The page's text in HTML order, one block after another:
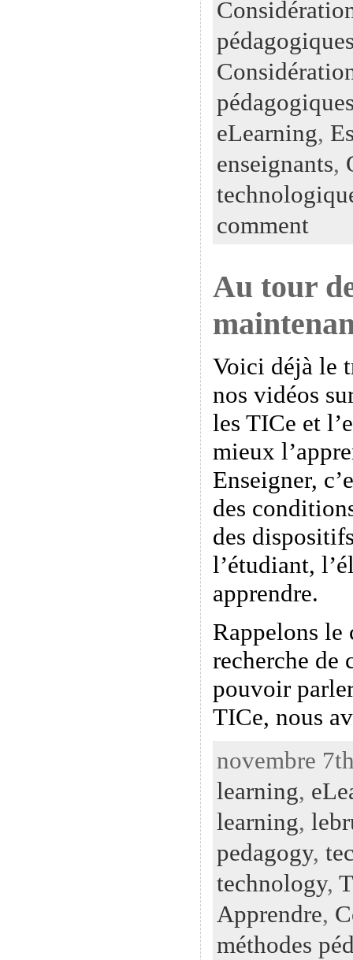
eLearning,
enseignants,
comment
Au tour
Voici déjà le
nos vidéos
les TICe et
mieux
Enseigner,
des
des
l’étudiant,
apprendre.
Rappelons le
recherche de
pouvoir
TICe, nous
novembre
learning,
learning,
pedagogy,
technology,
Apprendre,
méthodes